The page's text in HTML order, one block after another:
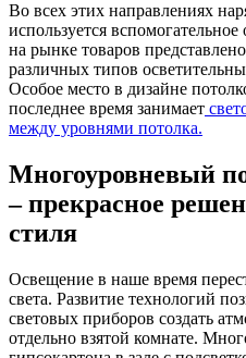
Во всех этих направлениях
используется
на рынке товаров
различных типов
Особое место в дизайне
последнее время занимает
между уровнями потолка.
Многоуровневый
– прекрасное
стиля
Освещение в наше время
света. Развитие технологий
световых приборов создать
отдельно взятой комнате.